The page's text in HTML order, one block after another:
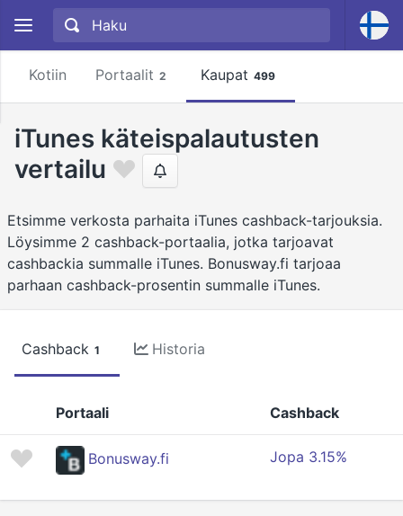
Kotiin Portaalit 2 Kaupat 499
iTunes käteispalautusten
vertailu
Etsimme verkosta parhaita iTunes cashback-tarjouksia.
Löysimme 2 cashback-portaalia, jotka tarjoavat
cashbackia summalle iTunes. Bonusway.fi tarjoaa
parhaan cashback-prosentin summalle iTunes.
Cashback 1 Historia
Portaali Cashback
Bonusway.fi Jopa 3.15%